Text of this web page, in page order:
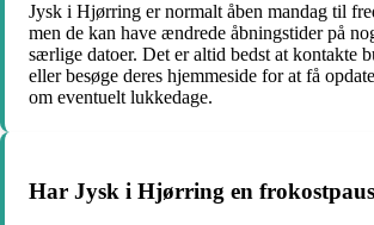
Jysk i Hjørring er normalt åben mandag til
men de kan have ændrede åbningstider på
særlige datoer. Det er altid bedst at kontakte
eller besøge deres hjemmeside for at få
om eventuelt lukkedage.
Har Jysk i Hjørring en